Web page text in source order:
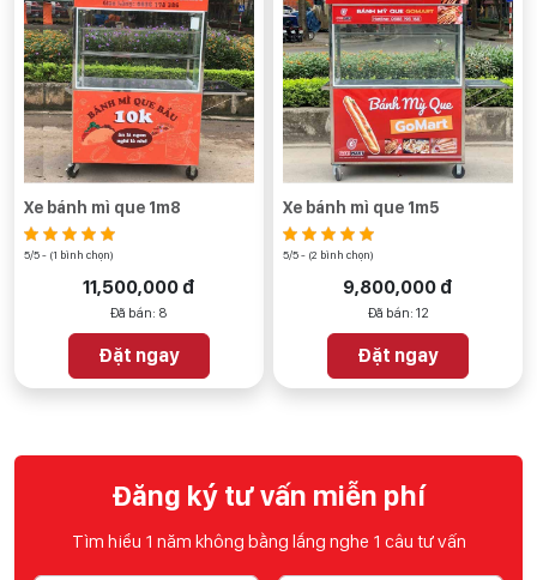
Xe bánh mì que 1m8
5/5 - (1 bình chọn)
11,500,000 đ
Đã bán: 8
Đặt ngay
Xe bánh mì que 1m5
5/5 - (2 bình chọn)
9,800,000 đ
Đã bán: 12
Đặt ngay
Đăng ký tư vấn miễn phí
Tìm hiểu 1 năm không bằng lắng nghe 1 câu tư vấn